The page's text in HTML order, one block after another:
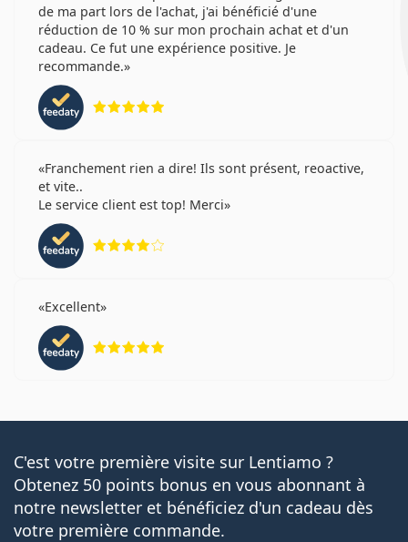
de ma part lors de l'achat, j'ai bénéficié d'une
réduction de 10 % sur mon prochain achat et d'un
cadeau. Ce fut une expérience positive. Je
recommande.
Franchement rien a dire! Ils sont présent, reoactive,
et vite..
Le service client est top! Merci
Excellent
C'est votre première visite sur Lentiamo ?
Obtenez 50 points bonus en vous abonnant à
notre newsletter et bénéficiez d'un cadeau dès
votre première commande.